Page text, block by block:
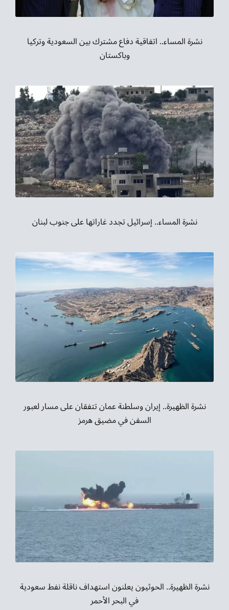
نشرة المساء.. اتفاقية دفاع مشترك بين السعودية وتركيا
وباكستان
نشرة المساء.. إسرائيل تجدد غاراتها على جنوب لبنان
نشرة الظهيرة.. إيران وسلطنة عمان تتفقان على مسار لعبور
السفن في مضيق هرمز
نشرة الظهيرة.. الحوثيون يعلنون استهداف ناقلة نفط سعودية
في البحر الأحمر